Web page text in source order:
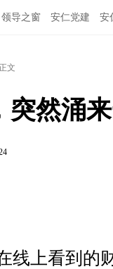
领导之窗 安仁党建 安
正文
突然涌
线上看到的